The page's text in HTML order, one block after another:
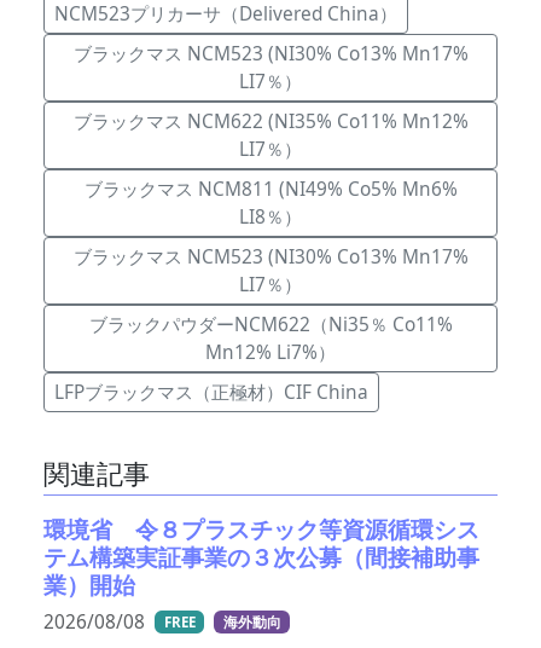
NCM523プリカーサ（Delivered China）
ブラックマス NCM523 (NI30% Co13% Mn17%
LI7％）
ブラックマス NCM622 (NI35% Co11% Mn12%
LI7％）
ブラックマス NCM811 (NI49% Co5% Mn6%
LI8％）
ブラックマス NCM523 (NI30% Co13% Mn17%
LI7％）
ブラックパウダーNCM622（Ni35％ Co11%
Mn12% Li7%）
LFPブラックマス（正極材）CIF China
関連記事
環境省 令８プラスチック等資源循環シス
テム構築実証事業の３次公募（間接補助事
業）開始
2026/08/08 FREE 海外動向